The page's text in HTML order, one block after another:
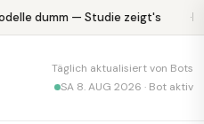
dumm — Studie zeigt's
Täglich aktualisiert von Bots
SA 8. AUG 2026 · Bot aktiv